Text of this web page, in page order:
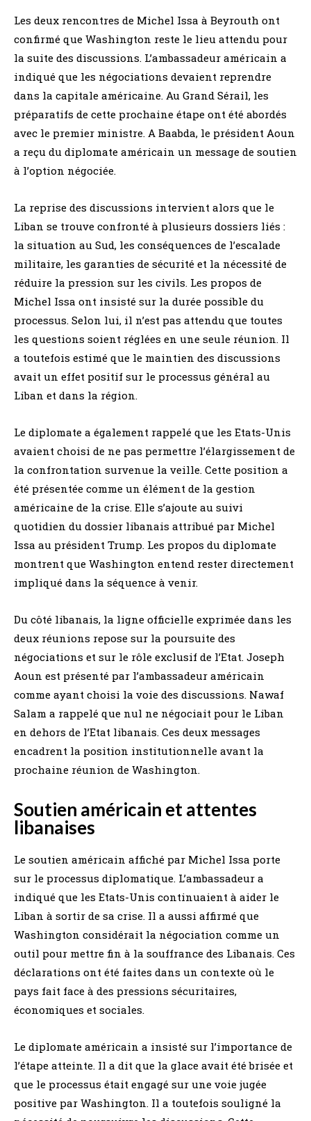
Les deux rencontres de Michel Issa à Beyrouth ont
confirmé que Washington reste le lieu attendu pour
la suite des discussions. L’ambassadeur américain a
indiqué que les négociations devaient reprendre
dans la capitale américaine. Au Grand Sérail, les
préparatifs de cette prochaine étape ont été abordés
avec le premier ministre. A Baabda, le président Aoun
a reçu du diplomate américain un message de soutien
à l’option négociée.
La reprise des discussions intervient alors que le
Liban se trouve confronté à plusieurs dossiers liés :
la situation au Sud, les conséquences de l’escalade
militaire, les garanties de sécurité et la nécessité de
réduire la pression sur les civils. Les propos de
Michel Issa ont insisté sur la durée possible du
processus. Selon lui, il n’est pas attendu que toutes
les questions soient réglées en une seule réunion. Il
a toutefois estimé que le maintien des discussions
avait un effet positif sur le processus général au
Liban et dans la région.
Le diplomate a également rappelé que les Etats-Unis
avaient choisi de ne pas permettre l’élargissement de
la confrontation survenue la veille. Cette position a
été présentée comme un élément de la gestion
américaine de la crise. Elle s’ajoute au suivi
quotidien du dossier libanais attribué par Michel
Issa au président Trump. Les propos du diplomate
montrent que Washington entend rester directement
impliqué dans la séquence à venir.
Du côté libanais, la ligne officielle exprimée dans les
deux réunions repose sur la poursuite des
négociations et sur le rôle exclusif de l’Etat. Joseph
Aoun est présenté par l’ambassadeur américain
comme ayant choisi la voie des discussions. Nawaf
Salam a rappelé que nul ne négociait pour le Liban
en dehors de l’Etat libanais. Ces deux messages
encadrent la position institutionnelle avant la
prochaine réunion de Washington.
Soutien américain et attentes
libanaises
Le soutien américain affiché par Michel Issa porte
sur le processus diplomatique. L’ambassadeur a
indiqué que les Etats-Unis continuaient à aider le
Liban à sortir de sa crise. Il a aussi affirmé que
Washington considérait la négociation comme un
outil pour mettre fin à la souffrance des Libanais. Ces
déclarations ont été faites dans un contexte où le
pays fait face à des pressions sécuritaires,
économiques et sociales.
Le diplomate américain a insisté sur l’importance de
l’étape atteinte. Il a dit que la glace avait été brisée et
que le processus était engagé sur une voie jugée
positive par Washington. Il a toutefois souligné la